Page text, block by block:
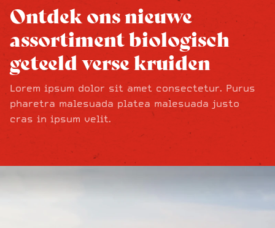
Ontdek ons nieuwe
assortiment biologisch
geteeld verse kruiden
Lorem ipsum dolor sit amet consectetur. Purus
pharetra malesuada platea malesuada justo
cras in ipsum velit.